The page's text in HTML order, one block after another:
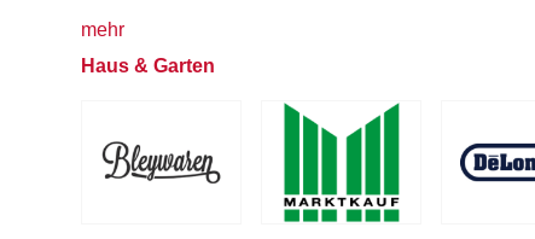
mehr
Haus & Garten